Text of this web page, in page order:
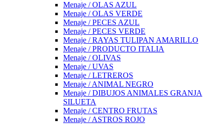
Menaje / OLAS AZUL
Menaje / OLAS VERDE
Menaje / PECES AZUL
Menaje / PECES VERDE
Menaje / RAYAS TULIPAN AMARILLO
Menaje / PRODUCTO ITALIA
Menaje / OLIVAS
Menaje / UVAS
Menaje / LETREROS
Menaje / ANIMAL NEGRO
Menaje / DIBUJOS ANIMALES GRANJA
SILUETA
Menaje / CENTRO FRUTAS
Menaje / ASTROS ROJO